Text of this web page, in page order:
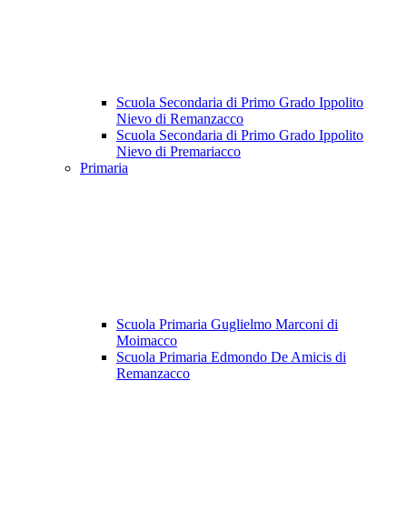
Scuola Secondaria di Primo Grado Ippolito
Nievo di Remanzacco
Scuola Secondaria di Primo Grado Ippolito
Nievo di Premariacco
Primaria
Scuola Primaria Guglielmo Marconi di
Moimacco
Scuola Primaria Edmondo De Amicis di
Remanzacco